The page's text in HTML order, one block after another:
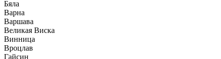
Бяла
Варна
Варшава
Великая Виска
Винница
Вроцлав
Гайсин